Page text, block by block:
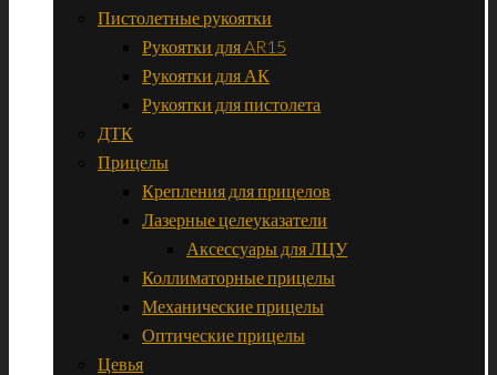
Пистолетные рукоятки
Рукоятки для AR15
Рукоятки для АК
Рукоятки для пистолета
ДТК
Прицелы
Крепления для прицелов
Лазерные целеуказатели
Аксессуары для ЛЦУ
Коллиматорные прицелы
Механические прицелы
Оптические прицелы
Цевья